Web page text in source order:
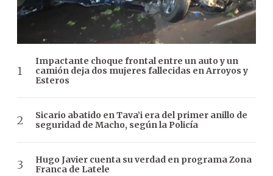
Impactante choque frontal entre un auto y un
camión deja dos mujeres fallecidas en Arroyos y
Esteros
Sicario abatido en Tava’i era del primer anillo de
seguridad de Macho, según la Policía
Hugo Javier cuenta su verdad en programa Zona
Franca de Latele